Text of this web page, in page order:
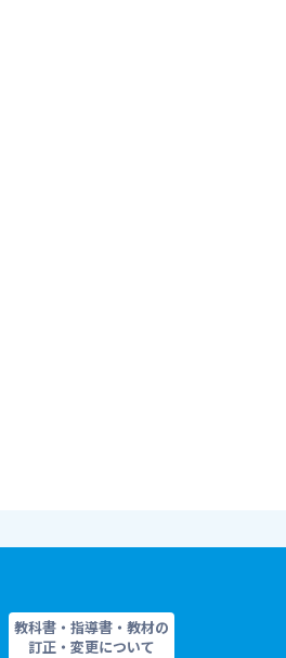
教科書・指導書・教材の
訂正・変更について